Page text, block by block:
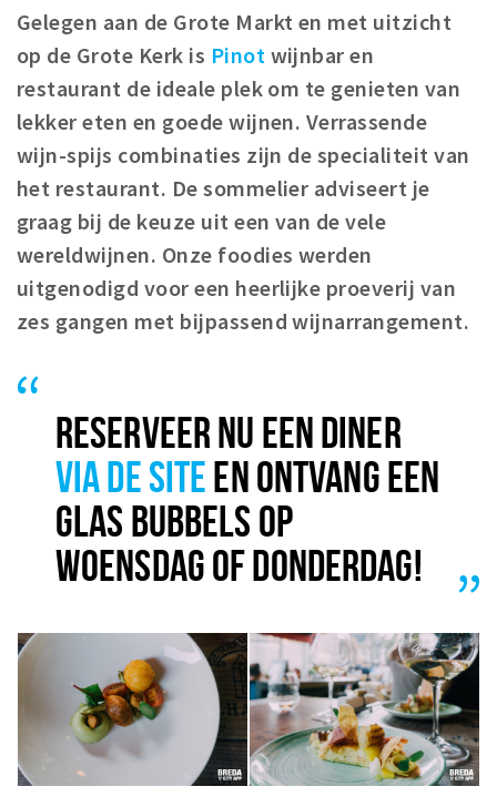
Health insurance
General practitioner and first aid
Q&A
DISCOUNTS
Spin the wheel!
LEISURE
SportS
News
Sights
Museums, theatres & stages
Trips & activities
Student routes
Nature
Hotels
Recreation
Gelegen aan de Grote Markt en met uitzicht
op de Grote Kerk is Pinot wijnbar en
restaurant de ideale plek om te genieten van
lekker eten en goede wijnen. Verrassende
wijn-spijs combinaties zijn de specialiteit van
het restaurant. De sommelier adviseert je
graag bij de keuze uit een van de vele
wereldwijnen. Onze foodies werden
uitgenodigd voor een heerlijke proeverij van
zes gangen met bijpassend wijnarrangement.
RESERVEER NU EEN DINER
VIA DE SITEEN ONTVANG EEN
GLAS BUBBELS OP
WOENSDAG OF DONDERDAG!